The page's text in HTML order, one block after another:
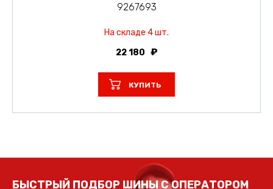
9267693
На складе 4 шт.
22 180
КУПИТЬ
БЫСТРЫЙ ПОДБОР ШИНЫ С ОПЕРАТОРОМ